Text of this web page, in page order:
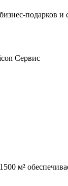
подарков
Сервис
м²